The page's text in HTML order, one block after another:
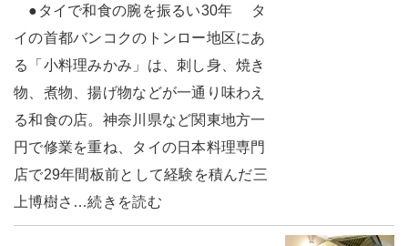
●タイで和食の腕を振るい30年 タ
イの首都バンコクのトンロー地区にあ
る「小料理みかみ」は、刺し身、焼き
物、煮物、揚げ物などが一通り味わえ
る和食の店。神奈川県など関東地方一
円で修業を重ね、タイの日本料理専門
店で29年間板前として経験を積んだ三
上博樹さ…続きを読む